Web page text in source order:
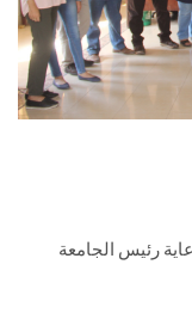
رئيس الجامعة